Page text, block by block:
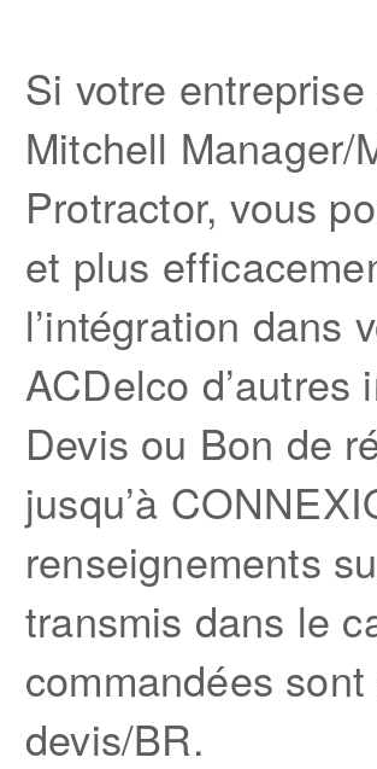
Si votre
Mitchell Manager/
Protractor, vous
et plus
l’intégration dans
ACDelco
Devis ou Bon de
jusqu’à
renseignements
transmis dans le
commandées
devis/BR.